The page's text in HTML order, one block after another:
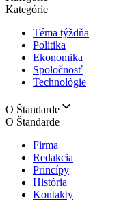
Kategórie
Téma týždňa
Politika
Ekonomika
Spoločnosť
Technológie
O Štandarde
O Štandarde
Firma
Redakcia
Princípy
História
Kontakty